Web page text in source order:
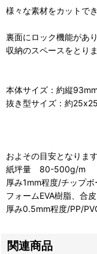
様々な素材をカットで
裏面にロック機能があ
収納のスペースをとりま
本体サイズ：約縦
抜き型サイズ：約
およその目安となりま
紙坪量 80-500g/m
厚み1mm程度/チップボ
フォームEVA樹脂、合
厚み0.5mm程度/PP/
関連商品